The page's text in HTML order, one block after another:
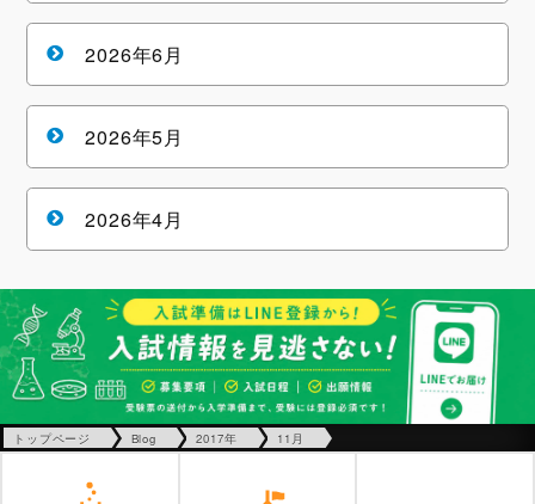
2026年6月
2026年5月
2026年4月
トップページ Blog 2017年 11月